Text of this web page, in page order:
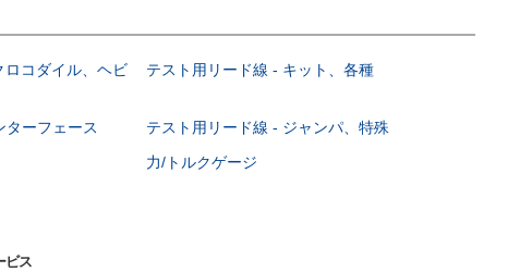
ロコダイル、ヘビ
テスト用リード線 - キット、各種
ターフェース
テスト用リード線 - ジャンパ、特殊
力/トルクゲージ
ビス